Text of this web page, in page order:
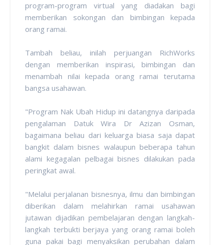
program-program virtual yang diadakan bagi
memberikan sokongan dan bimbingan kepada
orang ramai.
Tambah beliau, inilah perjuangan RichWorks
dengan memberikan inspirasi, bimbingan dan
menambah nilai kepada orang ramai terutama
bangsa usahawan.
"Program Nak Ubah Hidup ini datangnya daripada
pengalaman Datuk Wira Dr Azizan Osman,
bagaimana beliau dari keluarga biasa saja dapat
bangkit dalam bisnes walaupun beberapa tahun
alami kegagalan pelbagai bisnes dilakukan pada
peringkat awal.
"Melalui perjalanan bisnesnya, ilmu dan bimbingan
diberikan dalam melahirkan ramai usahawan
jutawan dijadikan pembelajaran dengan langkah-
langkah terbukti berjaya yang orang ramai boleh
guna pakai bagi menyaksikan perubahan dalam